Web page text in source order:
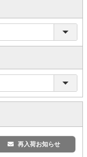
再入荷お知らせ